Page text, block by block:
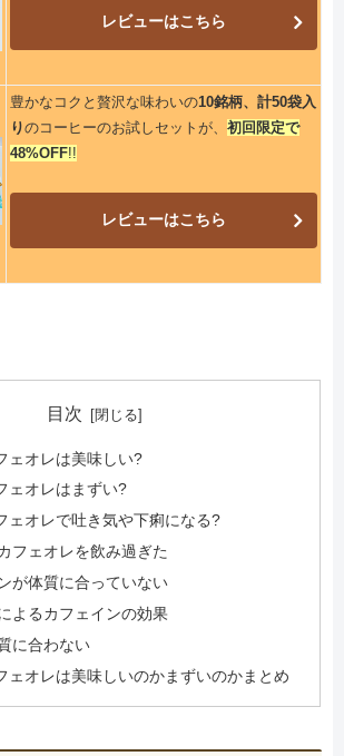
レビューはこちら
豊かなコクと贅沢な味わいの10銘柄、計50袋入
りのコーヒーのお試しセットが、 初回限定で
48%OFF!!
レビューはこちら
目次
ェオレは美味しい?
ェオレはまずい?
ェオレで吐き気や下痢になる?
フェオレを飲み過ぎた
が体質に合っていない
よるカフェインの効果
に合わない
ェオレは美味しいのかまずいのかまとめ